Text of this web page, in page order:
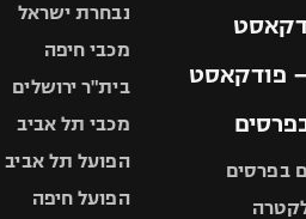
פודקאסט
בפרסים
נבחרת ישראל
מכבי חיפה
בית"ר ירושלים
מכבי תל אביב
הפועל תל אביב
הפועל חיפה